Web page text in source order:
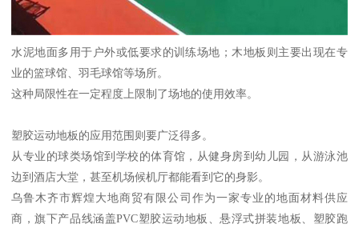
水泥地面多用于户外或低要求的训练场地；木地板则主要出现在专
业的篮球馆、羽毛球馆等场所。
这种局限性在一定程度上限制了场地的使用效率。
塑胶运动地板的应用范围则要广泛得多。
从专业的球类场馆到学校的体育馆，从健身房到幼儿园，从游泳池
边到酒店大堂，甚至机场候机厅都能看到它的身影。
乌鲁木齐市辉煌大地商贸有限公司作为一家专业的地面材料供应
商，旗下产品线涵盖PVC塑胶运动地板、悬浮式拼装地板、塑胶跑